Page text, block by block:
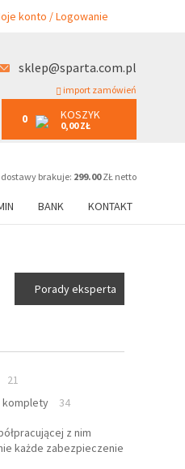
konto / Logowanie
sklep@sparta.com.pl
import zamówień
0 KOSZYK
0,00 ZŁ
brakuje: 299.00ZŁ netto
BANK KONTAKT
0 KOSZYK
0,00 ZŁ
Porady eksperta
21
komplety
34
z nim
każde zabezpieczenie